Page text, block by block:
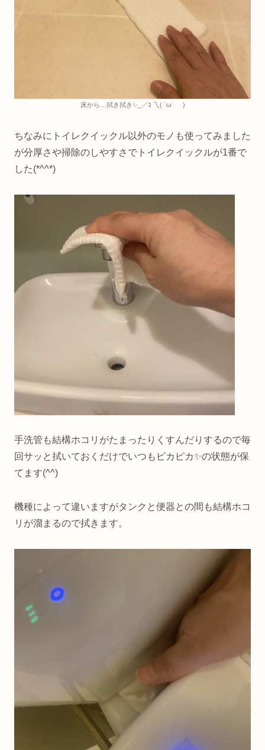
床から…拭き拭き✨_／ｺ 乁( ˙ω˙ )
ちなみにトイレクイックル以外のモノも使ってみました
が分厚さや掃除のしやすさでトイレクイックルが1番で
した(*^^*)
手洗管も結構ホコリがたまったりくすんだりするので毎
回サッと拭いておくだけでいつもピカピカ✨の状態が保
てます(^^)
機種によって違いますがタンクと便器との間も結構ホコ
リが溜まるので拭きます。